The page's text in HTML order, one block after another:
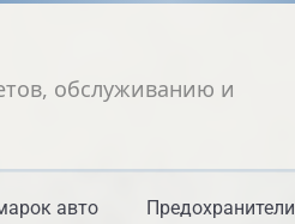
обслуживанию и
авто Предохранители